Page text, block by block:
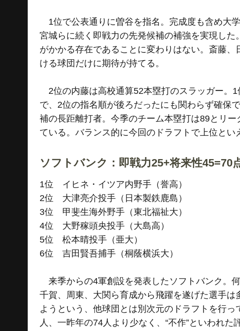
1位で公表通りに曽谷を指名。完成度も含め大
宮城らに続く即戦力の先発候補の補強を実現し
がかかる存在であることに変わりはない。斎藤
ける球団だけに期待が持てる。
2位の内藤は高校通算52本塁打のスラッガー。
で、2位の指名順が後ろだったにも関わらず確保
補の長距離打者。今季のチーム本塁打は89とリ
ている。バランス的に今回のドラフトで上位とい
ソフトバンク：即戦力25+将来性45=70
1位 イヒネ・イツア内野手（誉高）
2位 大津亮介投手（日本製鉄鹿島）
3位 甲斐生海外野手（東北福祉大）
4位 大野稼頭央投手（大島高）
5位 松本晴投手（亜大）
6位 吉田賢吾捕手（桐蔭横浜大）
来季からの4軍創設を発表したソフトバンク。
千賀、周東、大関ら育成から飛躍を遂げた選手
ようという、他球団とは別次元のドラフトを行
人、一昨年の74人より少なく、“不作”といわれ